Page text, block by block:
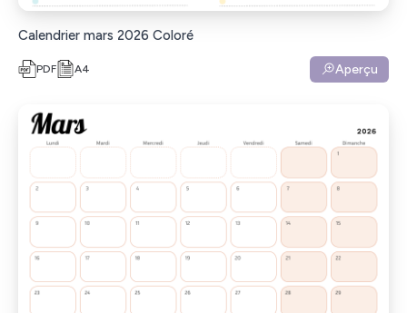
Calendrier mars 2026 Coloré
PDF A4 Aperçu